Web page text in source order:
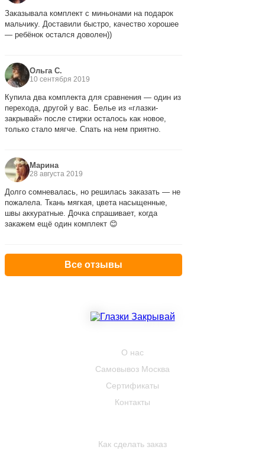
Заказывала комплект с миньонами на подарок
мальчику. Доставили быстро, качество хорошее
— ребёнок остался доволен))
Ольга С.
10 сентября 2019
Купила два комплекта для сравнения — один из
перехода, другой у вас. Белье из «глазки-
закрывай» после стирки осталось как новое,
только стало мягче. Спать на нем приятно.
Марина
28 августа 2019
Долго сомневалась, но решилась заказать — не
пожалела. Ткань мягкая, цвета насыщенные,
швы аккуратные. Дочка спрашивает, когда
закажем ещё один комплект 😊
Все отзывы
О нас
Самовывоз Москва
Сертификаты
Контакты
Как сделать заказ